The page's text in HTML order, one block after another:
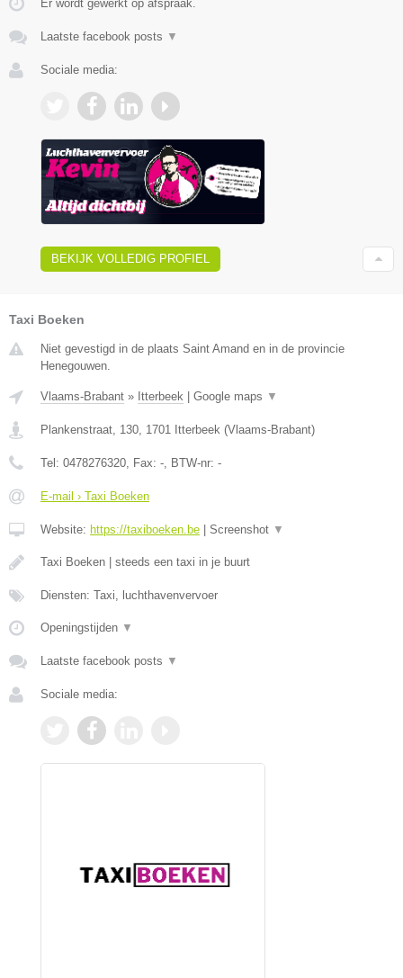
Er wordt gewerkt op afspraak.
Laatste facebook posts ▼
Sociale media:
BEKIJK VOLLEDIG PROFIEL
Taxi Boeken
Niet gevestigd in de plaats Saint Amand en in de provincie
Henegouwen.
Vlaams-Brabant » Itterbeek Google maps ▼
Plankenstraat, 130, 1701 Itterbeek (Vlaams-Brabant)
Tel: 0478276320, Fax: -, BTW-nr: -
E-mail › Taxi Boeken
Website: https://taxiboeken.be Screenshot ▼
Taxi Boeken | steeds een taxi in je buurt
Diensten: Taxi, luchthavenvervoer
Openingstijden ▼
Laatste facebook posts ▼
Sociale media: